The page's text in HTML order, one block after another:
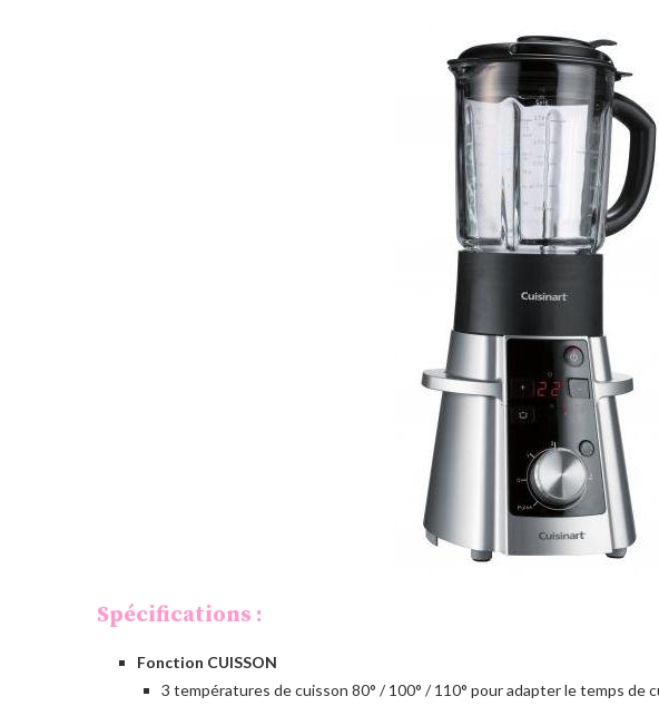
Spécifications :
Fonction CUISSON
3 températures de cuisson 80° / 100° / 110° pour adapter le temps de